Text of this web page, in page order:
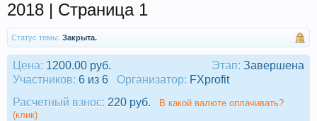
2018 | Страница 1
Статус темы: Закрыта.
Этап: Завершена
Цена: 1200.00 руб.
Участников: 6 из 6 Организатор: FXprofit
Расчетный взнос: 220 руб.
В какой валюте оплачивать?
(клик)